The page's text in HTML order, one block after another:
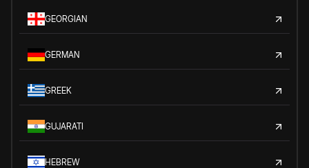
GEORGIAN
GERMAN
GREEK
GUJARATI
HEBREW